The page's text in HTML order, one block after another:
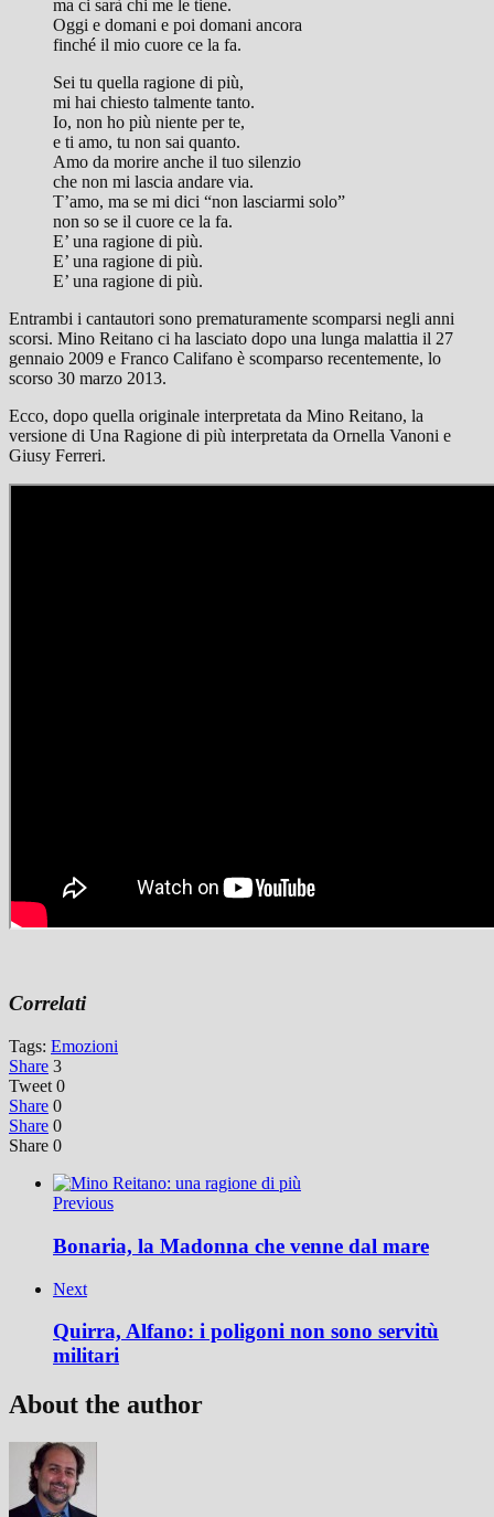
ma ci sarà chi me le tiene.
Oggi e domani e poi domani ancora
finché il mio cuore ce la fa.
Sei tu quella ragione di più,
mi hai chiesto talmente tanto.
Io, non ho più niente per te,
e ti amo, tu non sai quanto.
Amo da morire anche il tuo silenzio
che non mi lascia andare via.
T’amo, ma se mi dici “non lasciarmi solo”
non so se il cuore ce la fa.
E’ una ragione di più.
E’ una ragione di più.
E’ una ragione di più.
Entrambi i cantautori sono prematuramente scomparsi negli anni
scorsi. Mino Reitano ci ha lasciato dopo una lunga malattia il 27
gennaio 2009 e Franco Califano è scomparso recentemente, lo
scorso 30 marzo 2013.
Ecco, dopo quella originale interpretata da Mino Reitano, la
versione di Una Ragione di più interpretata da Ornella Vanoni e
Giusy Ferreri.
Correlati
Tags: Emozioni
Share 3
Tweet 0
Share 0
Share 0
Share 0
Previous
Bonaria, la Madonna che venne dal mare
Next
Quirra, Alfano: i poligoni non sono servitù
militari
About the author